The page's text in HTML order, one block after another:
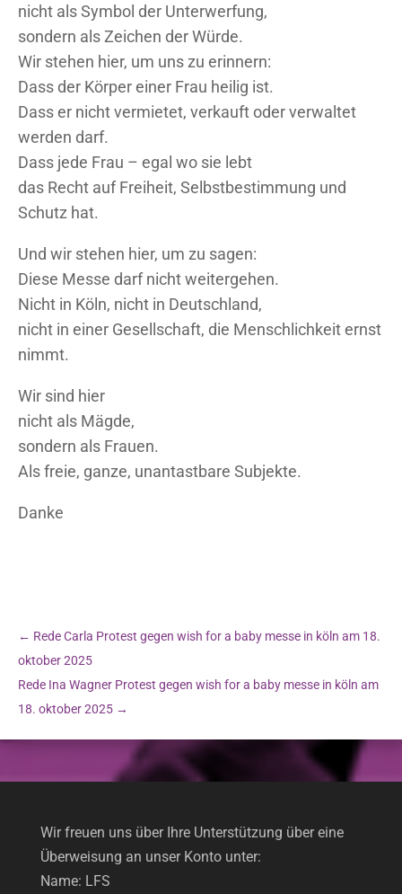
nicht als Symbol der Unterwerfung,
sondern als Zeichen der Würde.
Wir stehen hier, um uns zu erinnern:
Dass der Körper einer Frau heilig ist.
Dass er nicht vermietet, verkauft oder verwaltet
werden darf.
Dass jede Frau – egal wo sie lebt
das Recht auf Freiheit, Selbstbestimmung und
Schutz hat.
Und wir stehen hier, um zu sagen:
Diese Messe darf nicht weitergehen.
Nicht in Köln, nicht in Deutschland,
nicht in einer Gesellschaft, die Menschlichkeit ernst
nimmt.
Wir sind hier
nicht als Mägde,
sondern als Frauen.
Als freie, ganze, unantastbare Subjekte.
Danke
← Rede Carla Protest gegen wish for a baby messe in köln am 18.
oktober 2025
Rede Ina Wagner Protest gegen wish for a baby messe in köln am
18. oktober 2025 →
Wir freuen uns über Ihre Unterstützung über eine
Überweisung an unser Konto unter:
Name: LFS